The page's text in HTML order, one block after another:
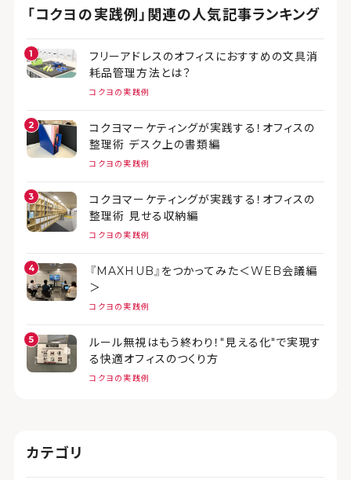
「コクヨの実践例」関連の人気記事ランキング
フリーアドレスのオフィスにおすすめの文具消
耗品管理方法とは？
コクヨの実践例
コクヨマーケティングが実践する！オフィスの
整理術 デスク上の書類編
コクヨの実践例
コクヨマーケティングが実践する！オフィスの
整理術 見せる収納編
コクヨの実践例
『MAXHUB』をつかってみた＜WEB会議編
＞
コクヨの実践例
ルール無視はもう終わり！"見える化"で実現す
る快適オフィスのつくり方
コクヨの実践例
カテゴリ